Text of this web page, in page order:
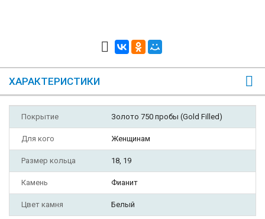
ХАРАКТЕРИСТИКИ
Покрытие Золото 750 пробы (Gold Filled)
Для кого Женщинам
Размер кольца 18, 19
Камень Фианит
Цвет камня Белый